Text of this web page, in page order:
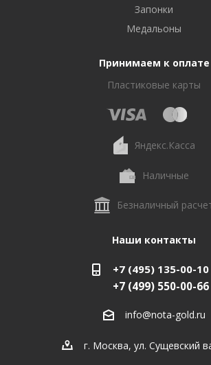
Запонки
Медальоны
Принимаем к оплате
Пластиковые карты
Яндекс.Касса
Наличные
Безналичный
Наши контакты
+7 (495) 135-00-10
+7 (499) 550-00-66
info@nota-gold.ru
г. Москва, ул. Сущевский